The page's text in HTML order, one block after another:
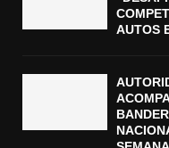
AUTOS